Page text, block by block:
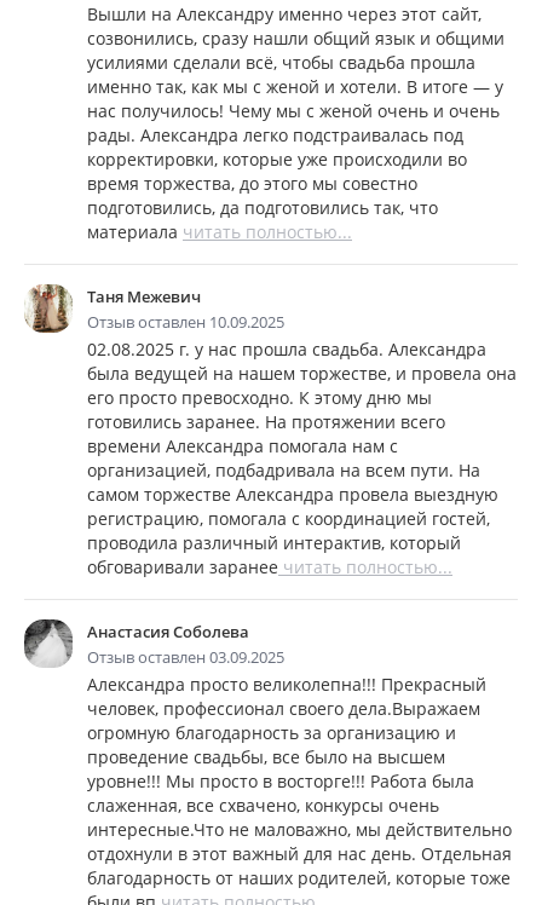
Вышли на Александру именно через этот сайт,
созвонились, сразу нашли общий язык и общими
усилиями сделали всё, чтобы свадьба прошла
именно так, как мы с женой и хотели. В итоге — у
нас получилось! Чему мы с женой очень и очень
рады. Александра легко подстраивалась под
корректировки, которые уже происходили во
время торжества, до этого мы совестно
подготовились, да подготовились так, что
материала читать полностью...
Таня Межевич
Отзыв оставлен 10.09.2025
02.08.2025 г. у нас прошла свадьба. Александра
была ведущей на нашем торжестве, и провела она
его просто превосходно. К этому дню мы
готовились заранее. На протяжении всего
времени Александра помогала нам с
организацией, подбадривала на всем пути. На
самом торжестве Александра провела выездную
регистрацию, помогала с координацией гостей,
проводила различный интерактив, который
обговаривали заранее читать полностью...
Анастасия Соболева
Отзыв оставлен 03.09.2025
Александра просто великолепна!!! Прекрасный
человек, профессионал своего дела.Выражаем
огромную благодарность за организацию и
проведение свадьбы, все было на высшем
уровне!!! Мы просто в восторге!!! Работа была
слаженная, все схвачено, конкурсы очень
интересные.Что не маловажно, мы действительно
отдохнули в этот важный для нас день. Отдельная
благодарность от наших родителей, которые тоже